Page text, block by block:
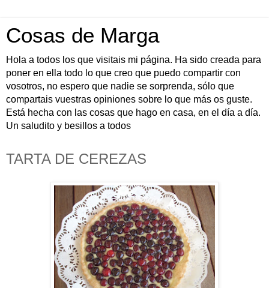
Cosas de Marga
Hola a todos los que visitais mi página. Ha sido creada para
poner en ella todo lo que creo que puedo compartir con
vosotros, no espero que nadie se sorprenda, sólo que
compartais vuestras opiniones sobre lo que más os guste.
Está hecha con las cosas que hago en casa, en el día a día.
Un saludito y besillos a todos
TARTA DE CEREZAS